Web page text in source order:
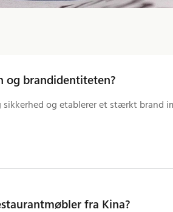
og brandidentiteten?
og etablerer et stærkt brand
fra Kina?